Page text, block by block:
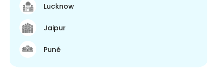
Lucknow
Jaipur
Puné